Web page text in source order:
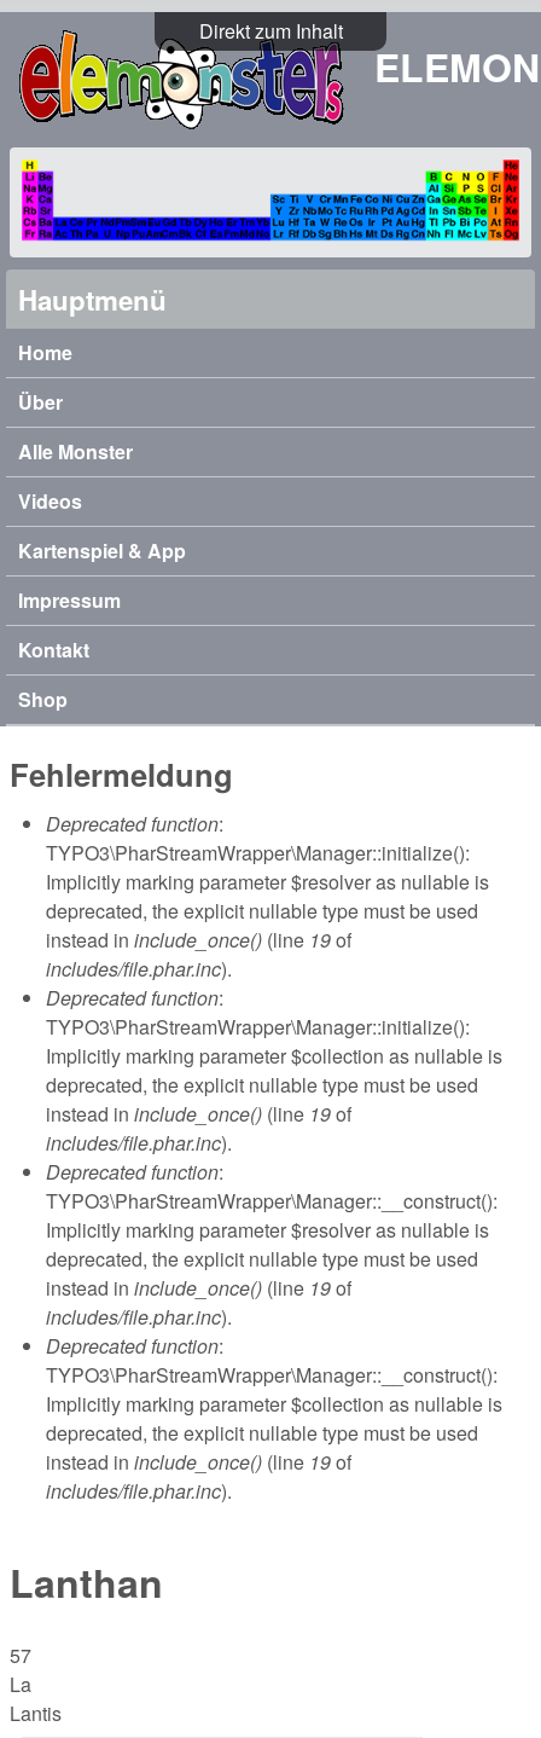
Direkt zum Inhalt
Hauptmenü
Home
Über
Alle Monster
Videos
Kartenspiel & App
Impressum
Kontakt
Shop
Fehlermeldung
Deprecated function:
TYPO3\PharStreamWrapper\Manager::initialize():
Implicitly marking parameter $resolver as nullable is
deprecated, the explicit nullable type must be used
instead in include_once() (line 19of
includes/file.phar.inc).
Deprecated function:
TYPO3\PharStreamWrapper\Manager::initialize():
Implicitly marking parameter $collection as nullable is
deprecated, the explicit nullable type must be used
instead in include_once() (line 19of
includes/file.phar.inc).
Deprecated function:
TYPO3\PharStreamWrapper\Manager::__construct():
Implicitly marking parameter $resolver as nullable is
deprecated, the explicit nullable type must be used
instead in include_once() (line 19of
includes/file.phar.inc).
Deprecated function:
TYPO3\PharStreamWrapper\Manager::__construct():
Implicitly marking parameter $collection as nullable is
deprecated, the explicit nullable type must be used
instead in include_once() (line 19of
includes/file.phar.inc).
Lanthan
57
La
Lantis